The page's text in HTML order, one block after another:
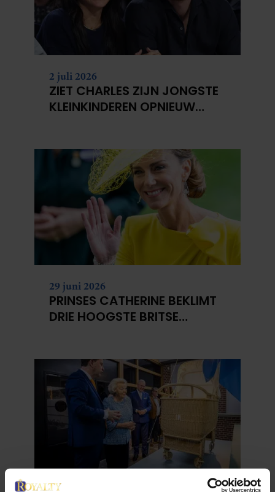
2 juli 2026
ZIET CHARLES ZIJN JONGSTE
KLEINKINDEREN OPNIEUW
29 juni 2026
PRINSES CATHERINE BEKLIMT
DRIE HOOGSTE BRITSE